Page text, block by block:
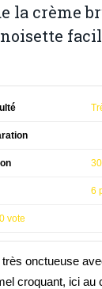
la crème
6
0 vote
onctueuse
croquant, ici au